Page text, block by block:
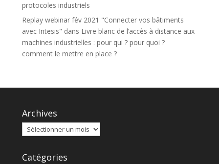
protocoles industriels
Replay webinar fév 2021 "Connecter vos bâtiments
avec Intesis" dans Livre blanc de l’accès à distance aux
machines industrielles : pour qui ? pour quoi ?
comment le mettre en place ?
Archives
Catégories